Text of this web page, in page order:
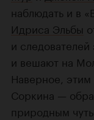
наблюдать и в
Идриса Эльбы
и следователей
и вешают на
Наверное, этим
Соркина —
природным